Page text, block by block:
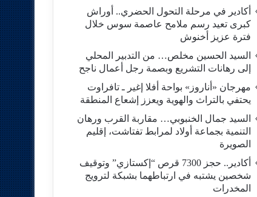
أكادير في مرحلة التحول الحضري.. أوراش
كبرى تعيد رسم ملامح عاصمة سوس خلال
فترة عزيز أخنوش
السيد الحسين مخلص… من التدبير المحلي
إلى رهانات التشريع وبصمة رجل أعمال ناجح
مهرجان «أناروز» بواحة أفلا إغير ـ تافراوت
يحتفي بالتراث والهوية ويعزز إشعاع المنطقة
السيد جمال الخنبوبي… مقاربة القرب ورهان
التنمية بجماعة أولاد لمرابط تفتاشت، إقليم
الصويرة
أكادير.. حجز 7300 قرص “إكستازي” وتوقيف
شخصين يشتبه في ارتباطهما بشبكة لترويج
المخدرات